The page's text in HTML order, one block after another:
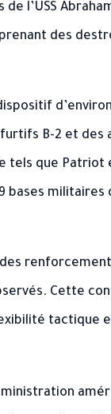
de l’USS
des
B-2 et
tels que Patriot
bases
des
Cette
tactique